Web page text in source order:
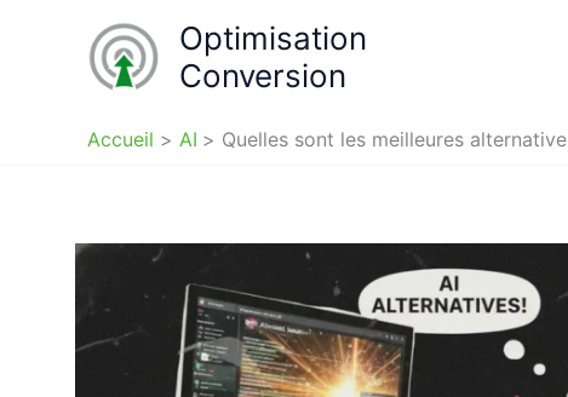
Optimisation
Conversion
Accueil AI Quelles sont les meilleures